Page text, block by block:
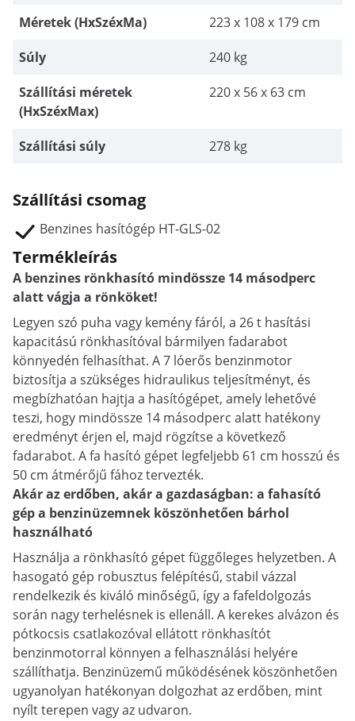
Méretek (HxSzéxMa)
223 x 108 x 179 cm
Súly
240 kg
Szállítási méretek
(HxSzéxMax)
220 x 56 x 63 cm
Szállítási súly 278 kg
Szállítási csomag
Benzines hasítógép HT-GLS-02
Termékleírás
A benzines rönkhasító mindössze 14 másodperc
alatt vágja a rönköket!
Legyen szó puha vagy kemény fáról, a 26 t hasítási
kapacitású rönkhasítóval bármilyen fadarabot
könnyedén felhasíthat. A 7 lóerős benzinmotor
biztosítja a szükséges hidraulikus teljesítményt, és
megbízhatóan hajtja a hasítógépet, amely lehetővé
teszi, hogy mindössze 14 másodperc alatt hatékony
eredményt érjen el, majd rögzítse a következő
fadarabot. A fa hasító gépet legfeljebb 61 cm hosszú és
50 cm átmérőjű fához tervezték.
Akár az erdőben, akár a gazdaságban: a fahasító
gép a benzinüzemnek köszönhetően bárhol
használható
Használja a rönkhasító gépet függőleges helyzetben. A
hasogató gép robusztus felépítésű, stabil vázzal
rendelkezik és kiváló minőségű, így a fafeldolgozás
során nagy terhelésnek is ellenáll. A kerekes alvázon és
pótkocsis csatlakozóval ellátott rönkhasítót
benzinmotorral könnyen a felhasználási helyére
szállíthatja. Benzinüzemű működésének köszönhetően
ugyanolyan hatékonyan dolgozhat az erdőben, mint
nyílt terepen vagy az udvaron.